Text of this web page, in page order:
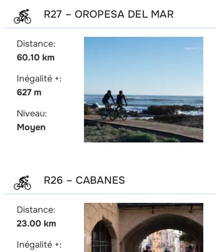
R27 – OROPESA DEL MAR
Distance:
60.10 km
Inégalité +:
627 m
Niveau:
Moyen
R26 – CABANES
Distance:
23.00 km
Inégalité +: